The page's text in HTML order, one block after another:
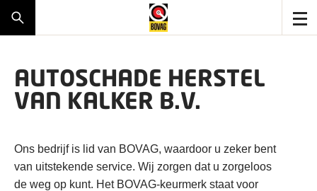
AUTOSCHADE HERSTEL
VAN KALKER B.V.
Ons bedrijf is lid van BOVAG, waardoor u zeker bent
van uitstekende service. Wij zorgen dat u zorgeloos
de weg op kunt. Het BOVAG-keurmerk staat voor